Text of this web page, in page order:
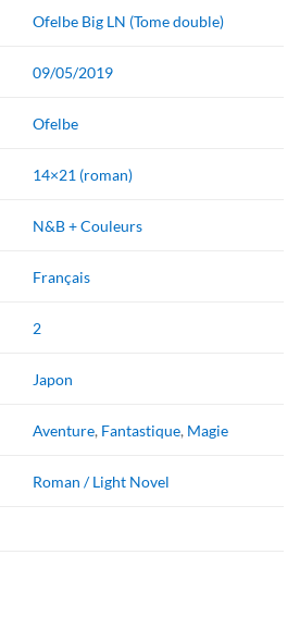
Ofelbe Big LN (Tome double)
09/05/2019
Ofelbe
14×21 (roman)
N&B + Couleurs
Français
2
Japon
Aventure, Fantastique, Magie
Roman / Light Novel